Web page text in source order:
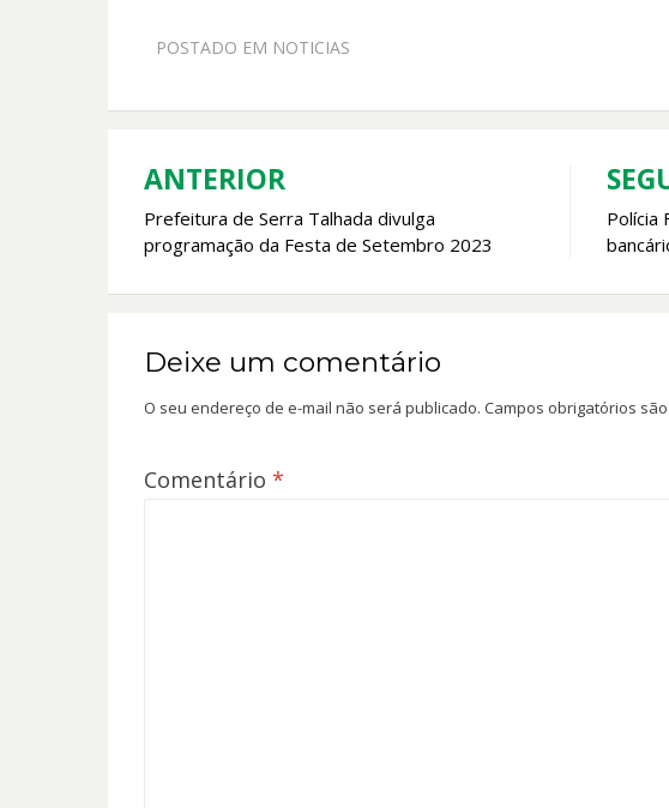
b
o A
POSTADO EM NOTICIAS
Navegação
de
ANTERIOR
Prefeitura de Serra Talhada divulga
programação da Festa de Setembro 2023
Polícia
Deixe um comentário
O seu endereço de e-mail não será publicado. Campos obrigatórios
Comentário *